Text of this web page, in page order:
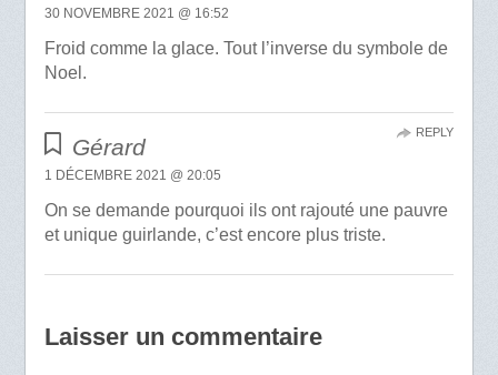
30 NOVEMBRE 2021 @ 16:52
Froid comme la glace. Tout l’inverse du symbole de
Noel.
Gérard
1 DÉCEMBRE 2021 @ 20:05
On se demande pourquoi ils ont rajouté une pauvre
et unique guirlande, c’est encore plus triste.
REPLY
Laisser un commentaire